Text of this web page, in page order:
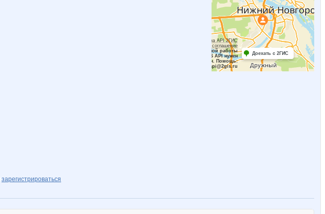
Работает на API 2ГИС
Лицензионное соглашение
Для корректной работы
Raster JS API нужен
ключ. Помощь:
api@2gis.ru
Доехать с 2ГИС
зарегистрироваться